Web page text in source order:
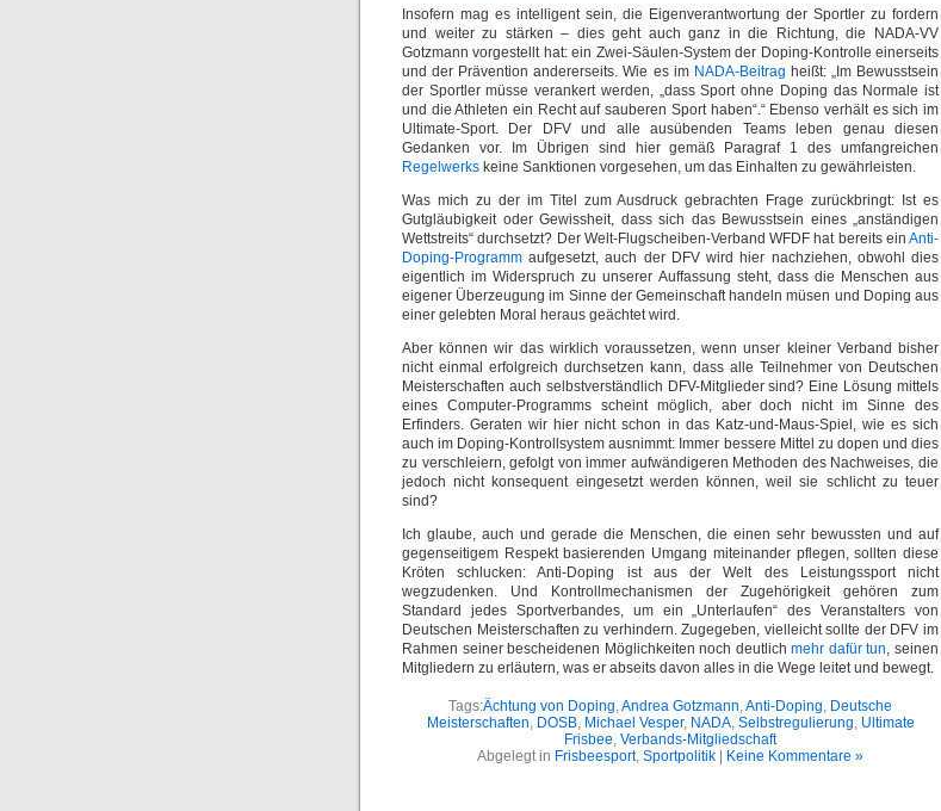
Insofern mag es intelligent sein, die Eigenverantwortung der Sportler zu fordern
und weiter zu stärken – dies geht auch ganz in die Richtung, die NADA-VV
Gotzmann vorgestellt hat: ein Zwei-Säulen-System der Doping-Kontrolle einerseits
und der Prävention andererseits. Wie es im NADA-Beitrag heißt: „Im Bewusstsein
der Sportler müsse verankert werden, „dass Sport ohne Doping das Normale ist
und die Athleten ein Recht auf sauberen Sport haben“.“ Ebenso verhält es sich im
Ultimate-Sport. Der DFV und alle ausübenden Teams leben genau diesen
Gedanken vor. Im Übrigen sind hier gemäß Paragraf 1 des umfangreichen
Regelwerks keine Sanktionen vorgesehen, um das Einhalten zu gewährleisten.
Was mich zu der im Titel zum Ausdruck gebrachten Frage zurückbringt: Ist es
Gutgläubigkeit oder Gewissheit, dass sich das Bewusstsein eines „anständigen
Wettstreits“ durchsetzt? Der Welt-Flugscheiben-Verband WFDF hat bereits ein Anti-
Doping-Programm aufgesetzt, auch der DFV wird hier nachziehen, obwohl dies
eigentlich im Widerspruch zu unserer Auffassung steht, dass die Menschen aus
eigener Überzeugung im Sinne der Gemeinschaft handeln müsen und Doping aus
einer gelebten Moral heraus geächtet wird.
Aber können wir das wirklich voraussetzen, wenn unser kleiner Verband bisher
nicht einmal erfolgreich durchsetzen kann, dass alle Teilnehmer von Deutschen
Meisterschaften auch selbstverständlich DFV-Mitglieder sind? Eine Lösung mittels
eines Computer-Programms scheint möglich, aber doch nicht im Sinne des
Erfinders. Geraten wir hier nicht schon in das Katz-und-Maus-Spiel, wie es sich
auch im Doping-Kontrollsystem ausnimmt: Immer bessere Mittel zu dopen und dies
zu verschleiern, gefolgt von immer aufwändigeren Methoden des Nachweises, die
jedoch nicht konsequent eingesetzt werden können, weil sie schlicht zu teuer
sind?
Ich glaube, auch und gerade die Menschen, die einen sehr bewussten und auf
gegenseitigem Respekt basierenden Umgang miteinander pflegen, sollten diese
Kröten schlucken: Anti-Doping ist aus der Welt des Leistungssport nicht
wegzudenken. Und Kontrollmechanismen der Zugehörigkeit gehören zum
Standard jedes Sportverbandes, um ein „Unterlaufen“ des Veranstalters von
Deutschen Meisterschaften zu verhindern. Zugegeben, vielleicht sollte der DFV im
Rahmen seiner bescheidenen Möglichkeiten noch deutlichmehr dafür tun, seinen
Mitgliedern zu erläutern, was er abseits davon alles in die Wege leitet und bewegt.
Tags:Ächtung von Doping,Andrea Gotzmann,Anti-Doping, Deutsche
Meisterschaften, DOSB, Michael Vesper, NADA, Selbstregulierung, Ultimate
Frisbee, Verbands-Mitgliedschaft
Abgelegt in Frisbeesport, Sportpolitik Keine Kommentare »